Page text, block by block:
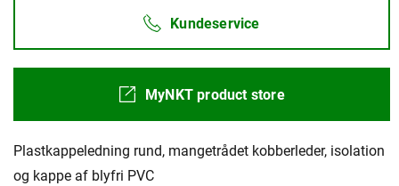
Kundeservice
MyNKT product store
Plastkappeledning rund, mangetrådet kobberleder, isolation
og kappe af blyfri PVC